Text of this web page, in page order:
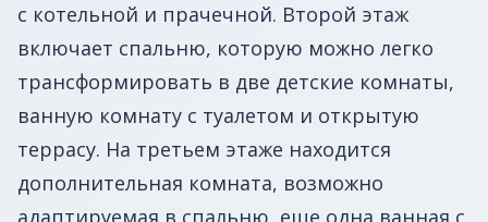
с котельной и прачечной. Второй этаж
включает спальню, которую можно легко
трансформировать в две детские комнаты,
ванную комнату с туалетом и открытую
террасу. На третьем этаже находится
дополнительная комната, возможно
адаптируемая в спальню, еще одна ванная с